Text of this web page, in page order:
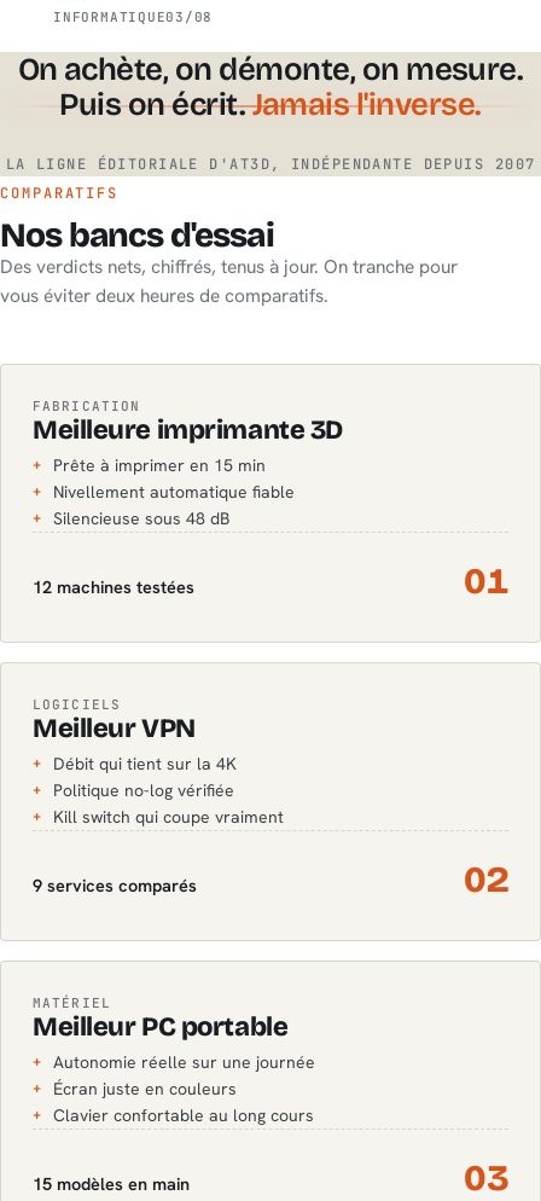
INFORMATIQUE03/08
On achète, on démonte, on mesure.
Puis on écrit.Jamais l'inverse.
LA LIGNE ÉDITORIALE D'AT3D, INDÉPENDANTE DEPUIS 2007
COMPARATIFS
Nos bancs d'essai
Des verdicts nets, chiffrés, tenus à jour. On tranche pour
vous éviter deux heures de comparatifs.
FABRICATION
Meilleure imprimante 3D
+ Prête à imprimer en 15 min
+ Nivellement automatique fiable
+ Silencieuse sous 48 dB
12 machines testées 01
LOGICIELS
Meilleur VPN
+ Débit qui tient sur la 4K
+ Politique no-log vérifiée
+ Kill switch qui coupe vraiment
9 services comparés 02
MATÉRIEL
Meilleur PC portable
+ Autonomie réelle sur une journée
+ Écran juste en couleurs
+ Clavier confortable au long cours
15 modèles en main 03